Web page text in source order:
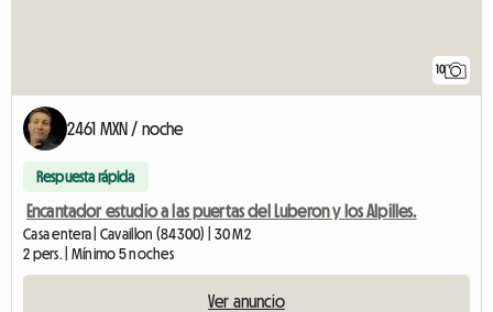
10
2461 MXN / noche
Respuesta rápida
Encantador estudio a las puertas del Luberon y los Alpilles.
Casa entera | Cavaillon (84300) | 30 M2
2 pers. | Mínimo 5 noches
Ver anuncio